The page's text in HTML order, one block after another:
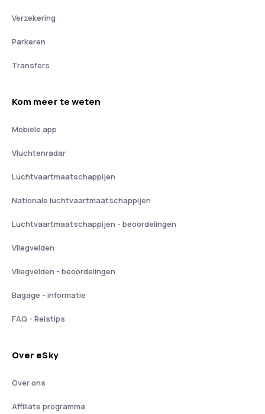
Verzekering
Parkeren
Transfers
Kom meer te weten
Mobiele app
Vluchtenradar
Luchtvaartmaatschappijen
Nationale luchtvaartmaatschappijen
Luchtvaartmaatschappijen - beoordelingen
Vliegvelden
Vliegvelden - beoordelingen
Bagage - informatie
FAQ - Reistips
Over eSky
Over ons
Affiliate programma